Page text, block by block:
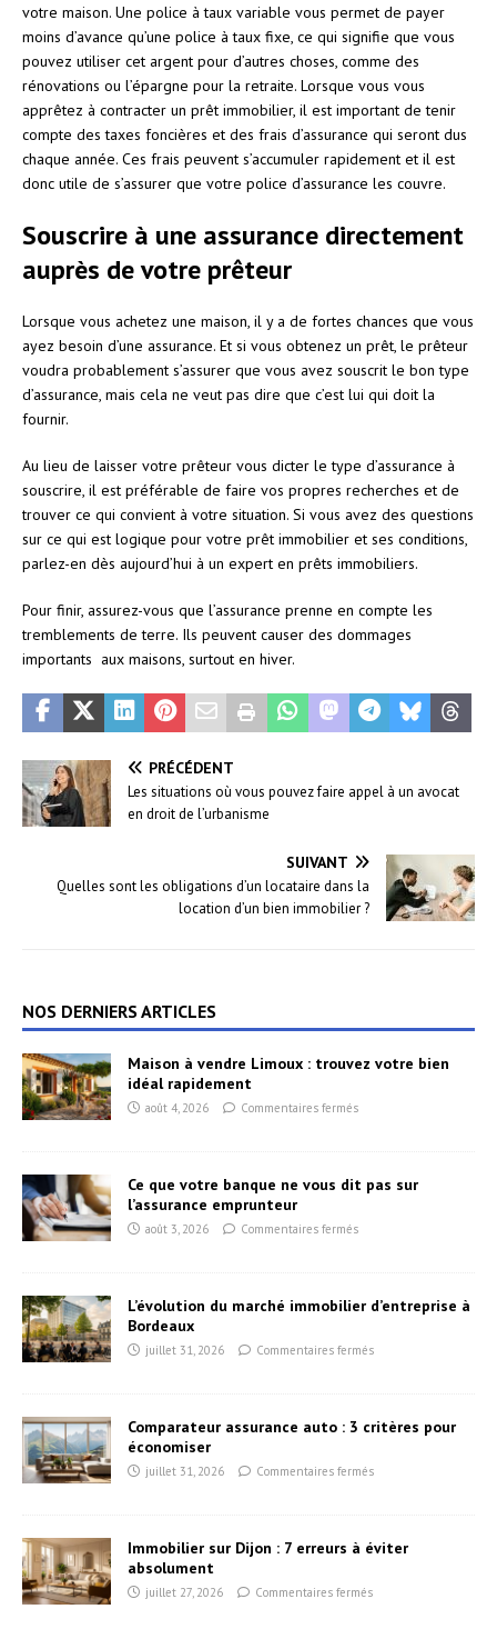
votre maison. Une police à taux variable vous permet de payer
moins d’avance qu’une police à taux fixe, ce qui signifie que vous
pouvez utiliser cet argent pour d’autres choses, comme des
rénovations ou l’épargne pour la retraite. Lorsque vous vous
apprêtez à contracter un prêt immobilier, il est important de tenir
compte des taxes foncières et des frais d’assurance qui seront dus
chaque année. Ces frais peuvent s’accumuler rapidement et il est
donc utile de s’assurer que votre police d’assurance les couvre.
Souscrire à une assurance directement
auprès de votre prêteur
Lorsque vous achetez une maison, il y a de fortes chances que vous
ayez besoin d’une assurance. Et si vous obtenez un prêt, le prêteur
voudra probablement s’assurer que vous avez souscrit le bon type
d’assurance, mais cela ne veut pas dire que c’est lui qui doit la
fournir.
Au lieu de laisser votre prêteur vous dicter le type d’assurance à
souscrire, il est préférable de faire vos propres recherches et de
trouver ce qui convient à votre situation. Si vous avez des questions
sur ce qui est logique pour votre prêt immobilier et ses conditions,
parlez-en dès aujourd’hui à un expert en prêts immobiliers.
Pour finir, assurez-vous que l’assurance prenne en compte les
tremblements de terre. Ils peuvent causer des dommages
importants aux maisons, surtout en hiver.
PRÉCÉDENT
Les situations où vous pouvez faire appel à un avocat
en droit de l’urbanisme
SUIVANT
Quelles sont les obligations d’un locataire dans la
location d’un bien immobilier ?
NOS DERNIERS ARTICLES
Maison à vendre Limoux : trouvez votre bien
idéal rapidement
août 4, 2026 Commentaires fermés
Ce que votre banque ne vous dit pas sur
l’assurance emprunteur
août 3, 2026 Commentaires fermés
L’évolution du marché immobilier d’entreprise à
Bordeaux
juillet 31, 2026 Commentaires fermés
Comparateur assurance auto : 3 critères pour
économiser
juillet 31, 2026 Commentaires fermés
Immobilier sur Dijon : 7 erreurs à éviter
absolument
juillet 27, 2026 Commentaires fermés